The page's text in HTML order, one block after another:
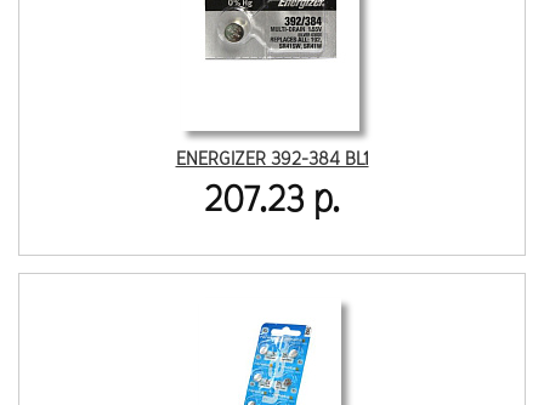
ENERGIZER 392-384 BL1
207.23 р.